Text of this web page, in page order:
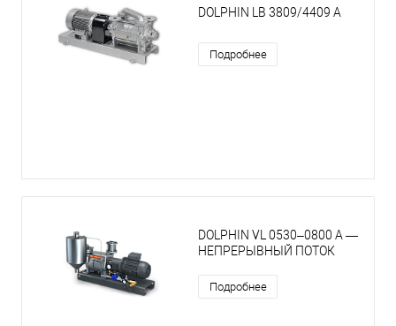
DOLPHIN LB 3809/4409 A
Подробнее
DOLPHIN VL 0530–0800 A —
НЕПРЕРЫВНЫЙ ПОТОК
Подробнее